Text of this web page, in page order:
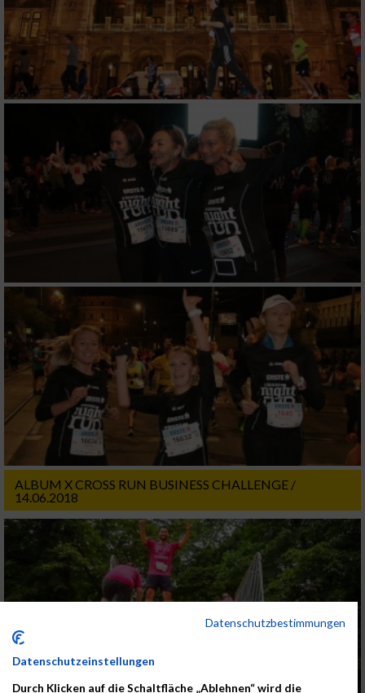
ALBUM X CROSS RUN BUSINESS CHALLENGE /
14.06.2018
Datenschutzbestimmungen
Datenschutzeinstellungen
Durch Klicken auf die Schaltfläche „Ablehnen“ wird die